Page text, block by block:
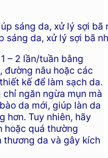
sáng da, xử lý sợi bã
– 2 lần/tuần bằng
đường nâu hoặc các
kế để làm sạch da.
ngăn ngừa mụn mà
da mới, giúp làn da
hơn. Tuy nhiên, hãy
hoặc quá thường
thương da và gây kích